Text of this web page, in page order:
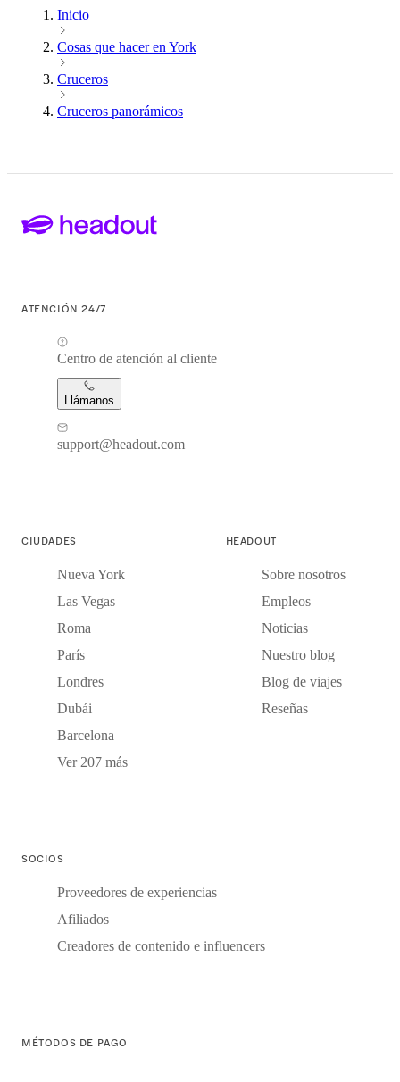
Inicio
Cosas que hacer en York
Cruceros
Cruceros panorámicos
ATENCIÓN 24/7
Centro de atención al cliente
Llámanos
support@headout.com
CIUDADES
Nueva York
Las Vegas
Roma
París
Londres
Dubái
Barcelona
Ver 207 más
HEADOUT
Sobre nosotros
Empleos
Noticias
Nuestro blog
Blog de viajes
Reseñas
SOCIOS
Proveedores de experiencias
Afiliados
Creadores de contenido e influencers
MÉTODOS DE PAGO